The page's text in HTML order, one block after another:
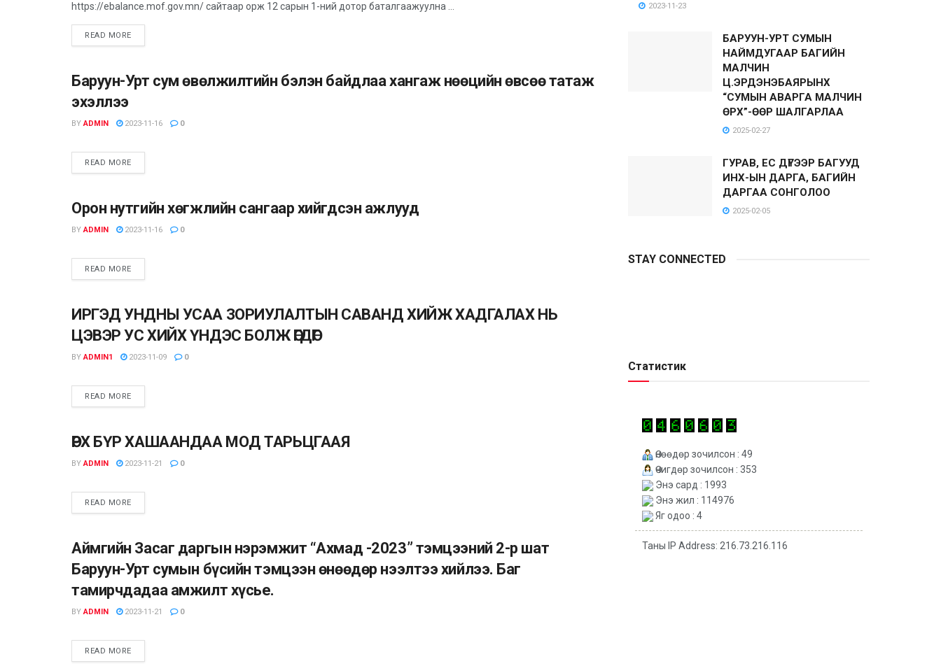
https://ebalance.mof.gov.mn/ сайтаар орж 12 сарын 1-ний дотор баталгаажуулна ...
READ MORE
UNCATEGORIZED
Баруун-Урт сум өвөлжилтийн бэлэн байдлаа хангаж нөөцийн өвсөө татаж
эхэллээ
BY ADMIN 2023-11-16 0
READ MORE
ВИДЕО МЭДЭЭ
Орон нутгийн хөгжлийн сангаар хийгдсэн ажлууд
BY ADMIN 2023-11-16 0
READ MORE
ВИДЕО МЭДЭЭ
ИРГЭД УНДНЫ УСАА ЗОРИУЛАЛТЫН САВАНД ХИЙЖ ХАДГАЛАХ НЬ
ЦЭВЭР УС ХИЙХ ҮНДЭС БОЛЖ ӨГДӨГ
BY ADMIN1 2023-11-09 0
READ MORE
ВИДЕО МЭДЭЭ
ӨРХ БҮР ХАШААНДАА МОД ТАРЬЦГААЯ
BY ADMIN 2023-11-21 0
READ MORE
VIDEO
Аймгийн Засаг даргын нэрэмжит “Ахмад -2023” тэмцээний 2-р шат
Баруун-Урт сумын бүсийн тэмцээн өнөөдөр нээлтээ хийлээ. Баг
тамирчдадаа амжилт хүсье.
BY ADMIN 2023-11-21 0
READ MORE
2023-11-23
БАРУУН-УРТ СУМЫН
НАЙМДУГААР БАГИЙН
МАЛЧИН
Ц.ЭРДЭНЭБАЯРЫНХ
“СУМЫН АВАРГА МАЛЧИН
ӨРХ”-ӨӨР ШАЛГАРЛАА
2025-02-27
ГУРАВ, ЕС ДҮГЭЭР БАГУУД
ИНХ-ЫН ДАРГА, БАГИЙН
ДАРГАА СОНГОЛОО
2025-02-05
STAY CONNECTED
Статистик
Өнөөдөр зочилсон : 49
Өчигдөр зочилсон : 353
Энэ сард : 1993
Энэ жил : 114976
Яг одоо : 4
Таны IP Address: 216.73.216.116